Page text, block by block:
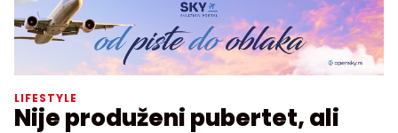
LIFESTYLE
Nije produženi pubertet, ali